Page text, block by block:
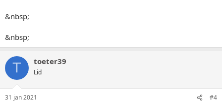
&nbsp;
&nbsp;
T toeter39
Lid
31 jan 2021 #4